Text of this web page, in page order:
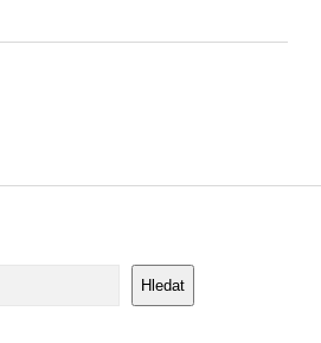
Hledat